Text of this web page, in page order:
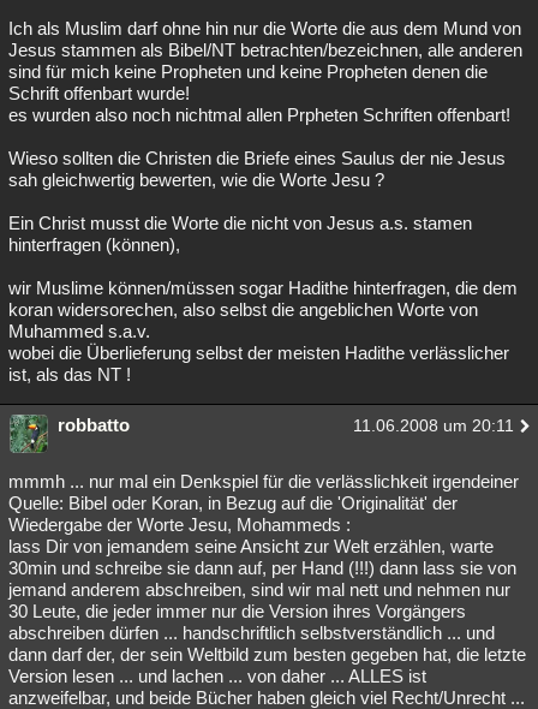
Ich als Muslim darf ohne hin nur die Worte die aus dem Mund von
Jesus stammen als Bibel/NT betrachten/bezeichnen, alle anderen
sind für mich keine Propheten und keine Propheten denen die
Schrift offenbart wurde!
es wurden also noch nichtmal allen Prpheten Schriften offenbart!
Wieso sollten die Christen die Briefe eines Saulus der nie Jesus
sah gleichwertig bewerten, wie die Worte Jesu ?
Ein Christ musst die Worte die nicht von Jesus a.s. stamen
hinterfragen (können),
wir Muslime können/müssen sogar Hadithe hinterfragen, die dem
koran widersorechen, also selbst die angeblichen Worte von
Muhammed s.a.v.
wobei die Überlieferung selbst der meisten Hadithe verlässlicher
ist, als das NT !
robbatto 11.06.2008 um 20:11
mmmh ... nur mal ein Denkspiel für die verlässlichkeit irgendeiner
Quelle: Bibel oder Koran, in Bezug auf die 'Originalität' der
Wiedergabe der Worte Jesu, Mohammeds :
lass Dir von jemandem seine Ansicht zur Welt erzählen, warte
30min und schreibe sie dann auf, per Hand (!!!) dann lass sie von
jemand anderem abschreiben, sind wir mal nett und nehmen nur
30 Leute, die jeder immer nur die Version ihres Vorgängers
abschreiben dürfen ... handschriftlich selbstverständlich ... und
dann darf der, der sein Weltbild zum besten gegeben hat, die letzte
Version lesen ... und lachen ... von daher ... ALLES ist
anzweifelbar, und beide Bücher haben gleich viel Recht/Unrecht ...